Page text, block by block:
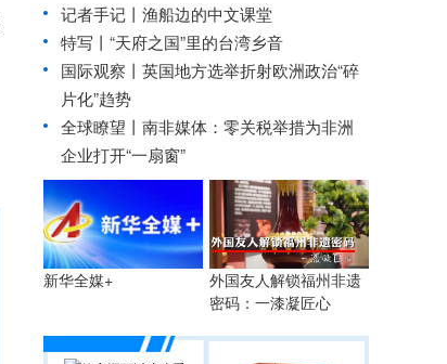
记者手记丨渔船边的中文课堂
特写丨“天府之国”里的台湾乡音
国际观察丨 英国地方选举折射欧洲政治“碎
片化”趋势
全球瞭望丨南非媒体：零关税举措为非洲
企业打开“一扇窗”
新华全媒+
外国友人解锁福州非遗
密码：一漆凝匠心